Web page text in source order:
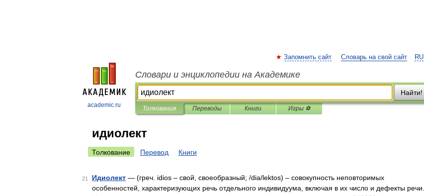
academic.ru
RU
Запомнить сайт Словарь на свой сайт
Словари и энциклопедии на Академике
Найти!
Толкования Переводы Книги Игры ⚽
идиолект
Толкование Перевод Книги
21 Идиолект — (греч. idios – свой, своеобразный; /dia/lektos) – совокупность неповторимых
особенностей, характеризующих речь отдельного индивидуума, включая в их число и дефекты речи.